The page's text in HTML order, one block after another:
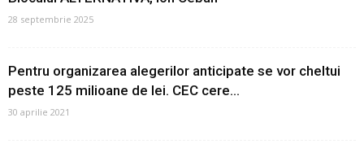
28 septembrie 2025
Pentru organizarea alegerilor anticipate se vor cheltui
peste 125 milioane de lei. CEC cere...
30 aprilie 2021